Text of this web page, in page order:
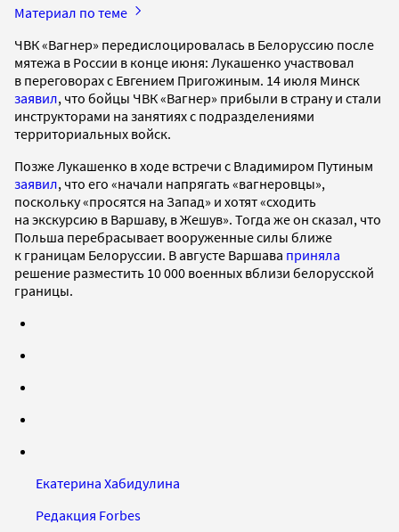
Материал по теме
ЧВК «Вагнер» передислоцировалась в Белоруссию после
мятежа в России в конце июня: Лукашенко участвовал
в переговорах с Евгением Пригожиным. 14 июля Минск
заявил, что бойцы ЧВК «Вагнер» прибыли в страну и стали
инструкторами на занятиях с подразделениями
территориальных войск.
Позже Лукашенко в ходе встречи с Владимиром Путиным
заявил, что его «начали напрягать «вагнеровцы»,
поскольку «просятся на Запад» и хотят «сходить
на экскурсию в Варшаву, в Жешув». Тогда же он сказал, что
Польша перебрасывает вооруженные силы ближе
к границам Белоруссии. В августе Варшава приняла
решение разместить 10 000 военных вблизи белорусской
границы.
Екатерина Хабидулина
Редакция Forbes